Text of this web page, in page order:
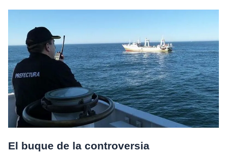
El buque de la controversia